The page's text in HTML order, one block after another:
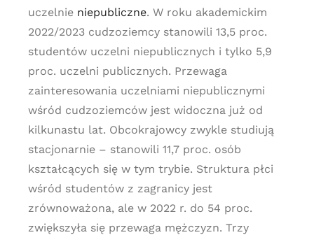
uczelnie niepubliczne. W roku akademickim
2022/2023 cudzoziemcy stanowili 13,5 proc.
studentów uczelni niepublicznych i tylko 5,9
proc. uczelni publicznych. Przewaga
zainteresowania uczelniami niepublicznymi
wśród cudzoziemców jest widoczna już od
kilkunastu lat. Obcokrajowcy zwykle studiują
stacjonarnie – stanowili 11,7 proc. osób
kształcących się w tym trybie. Struktura płci
wśród studentów z zagranicy jest
zrównoważona, ale w 2022 r. do 54 proc.
zwiększyła się przewaga mężczyzn. Trzy